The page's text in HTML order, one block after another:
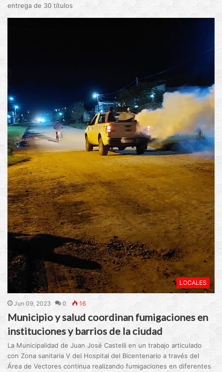
entrega de 30 títulos
LOCALES
Jun 09, 2023 0 16
Municipio y salud coordinan fumigaciones en
instituciones y barrios de la ciudad
La Municipalidad de Juan José Castelli en un trabajo articulado
con Zona sanitaria V del Hospital del Bicentenario a través del
Área de Vectores continua realizando fumigaciones en diferentes